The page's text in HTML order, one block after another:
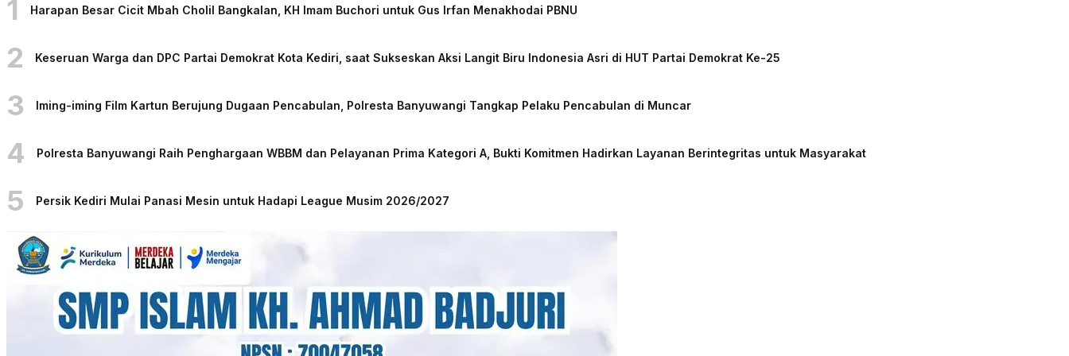
1 Harapan Besar Cicit Mbah Cholil Bangkalan, KH Imam Buchori untuk Gus Irfan Menakhodai PBNU
2 Keseruan Warga dan DPC Partai Demokrat Kota Kediri, saat Sukseskan Aksi Langit Biru Indonesia Asri di HUT Partai Demokrat Ke-25
3 Iming-iming Film Kartun Berujung Dugaan Pencabulan, Polresta Banyuwangi Tangkap Pelaku Pencabulan di Muncar
4 Polresta Banyuwangi Raih Penghargaan WBBM dan Pelayanan Prima Kategori A, Bukti Komitmen Hadirkan Layanan Berintegritas untuk Masyarakat
5 Persik Kediri Mulai Panasi Mesin untuk Hadapi League Musim 2026/2027